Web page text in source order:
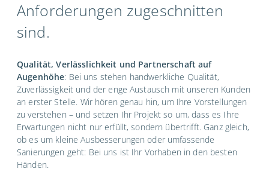
Anforderungen zugeschnitten
sind.
Qualität, Verlässlichkeit und Partnerschaft auf
Augenhöhe: Bei uns stehen handwerkliche Qualität,
Zuverlässigkeit und der enge Austausch mit unseren Kunden
an erster Stelle. Wir hören genau hin, um Ihre Vorstellungen
zu verstehen – und setzen Ihr Projekt so um, dass es Ihre
Erwartungen nicht nur erfüllt, sondern übertrifft. Ganz gleich,
ob es um kleine Ausbesserungen oder umfassende
Sanierungen geht: Bei uns ist Ihr Vorhaben in den besten
Händen.